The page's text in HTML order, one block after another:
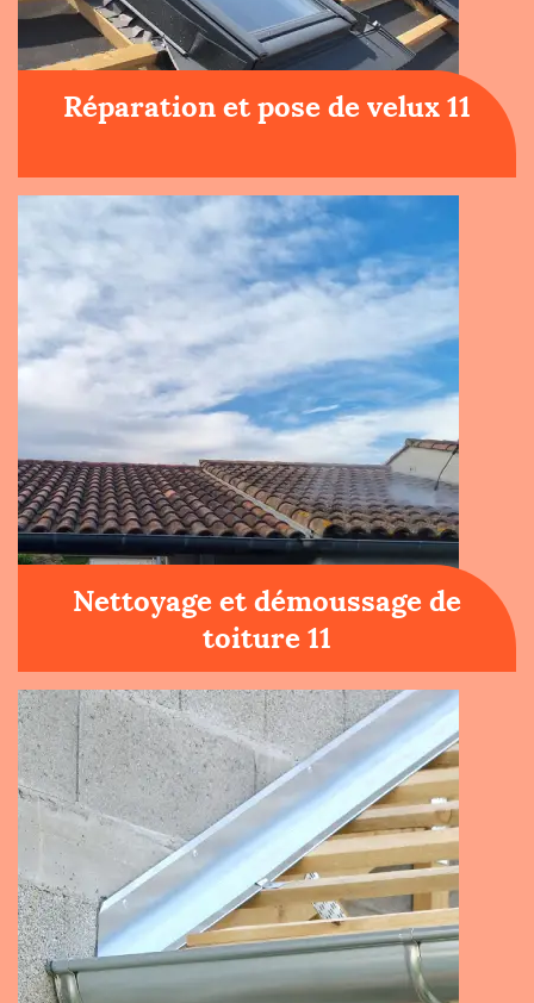
Réparation et pose de velux 11
Nettoyage et démoussage de
toiture 11